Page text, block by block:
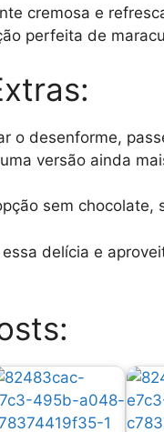
cremosa e
perfeita de
o desenforme,
versão ainda
sem
delícia e